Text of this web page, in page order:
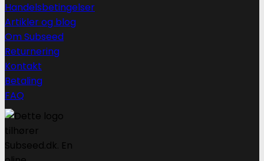
Handelsbetingelser
Artikler og blog
Om Subseed
Returnering
Kontakt
Betaling
FAQ